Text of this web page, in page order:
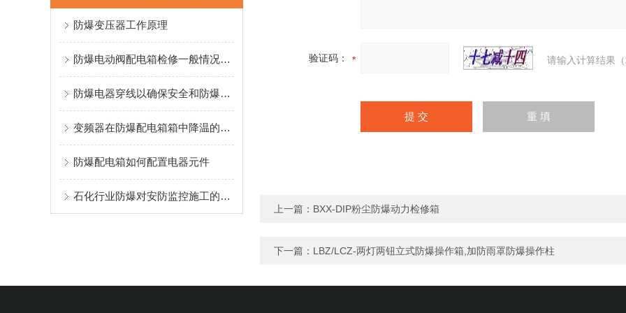
防爆变压器工作原理
防爆电动阀配电箱检修一般情况下都检查哪些内容？
防爆电器穿线以确保安全和防爆性能的可靠性
变频器在防爆配电箱箱中降温的方法
防爆配电箱如何配置电器元件
石化行业防爆对安防监控施工的特殊要求
验证码： 请输入计算结果
上一篇： BXX-DIP粉尘防爆动力检修箱
下一篇： LBZ/LCZ-两灯两钮立式防爆操作箱,加防雨罩防爆操作柱